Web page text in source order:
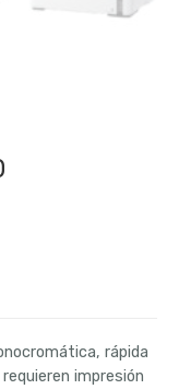
rápida
impresión